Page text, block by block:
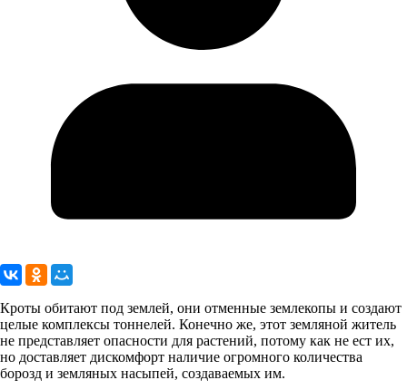
Кроты обитают под землей, они отменные землекопы и создают
целые комплексы тоннелей. Конечно же, этот земляной житель
не представляет опасности для растений, потому как не ест их,
но доставляет дискомфорт наличие огромного количества
борозд и земляных насыпей, создаваемых им.